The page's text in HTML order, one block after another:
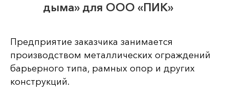
дыма» для ООО «ПИК»
Предприятие заказчика занимается
производством металлических ограждений
барьерного типа, рамных опор и других
конструкций.